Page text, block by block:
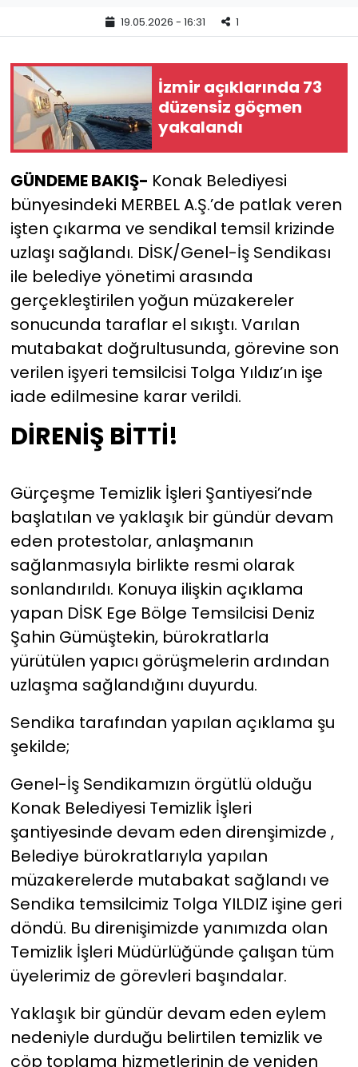
19.05.2026 - 16:31 1
İzmir açıklarında 73
düzensiz göçmen
yakalandı
GÜNDEME BAKIŞ- Konak Belediyesi
bünyesindeki MERBEL A.Ş.’de patlak veren
işten çıkarma ve sendikal temsil krizinde
uzlaşı sağlandı. DİSK/Genel-İş Sendikası
ile belediye yönetimi arasında
gerçekleştirilen yoğun müzakereler
sonucunda taraflar el sıkıştı. Varılan
mutabakat doğrultusunda, görevine son
verilen işyeri temsilcisi Tolga Yıldız’ın işe
iade edilmesine karar verildi.
DİRENİŞ BİTTİ!
Gürçeşme Temizlik İşleri Şantiyesi’nde
başlatılan ve yaklaşık bir gündür devam
eden protestolar, anlaşmanın
sağlanmasıyla birlikte resmi olarak
sonlandırıldı. Konuya ilişkin açıklama
yapan DİSK Ege Bölge Temsilcisi Deniz
Şahin Gümüştekin, bürokratlarla
yürütülen yapıcı görüşmelerin ardından
uzlaşma sağlandığını duyurdu.
Sendika tarafından yapılan açıklama şu
şekilde;
Genel-İş Sendikamızın örgütlü olduğu
Konak Belediyesi Temizlik İşleri
şantiyesinde devam eden direnşimizde ,
Belediye bürokratlarıyla yapılan
müzakerelerde mutabakat sağlandı ve
Sendika temsilcimiz Tolga YILDIZ işine geri
döndü. Bu direnişimizde yanımızda olan
Temizlik İşleri Müdürlüğünde çalışan tüm
üyelerimiz de görevleri başındalar.
Yaklaşık bir gündür devam eden eylem
nedeniyle durduğu belirtilen temizlik ve
çöp toplama hizmetlerinin de yeniden
YEREL YÖNETİMLER
Yurt